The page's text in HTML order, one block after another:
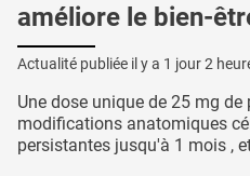
améliore le bien-
Actualité publiée il y a 1 jour 2
Une dose unique de 25 mg
modifications anatomiques
persistantes jusqu'à 1 mois ,